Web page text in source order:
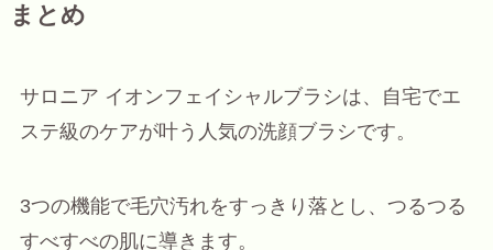
まとめ
サロニア イオンフェイシャルブラシは、自宅でエ
ステ級のケアが叶う人気の洗顔ブラシです。
3つの機能で毛穴汚れをすっきり落とし、つるつる
すべすべの肌に導きます。